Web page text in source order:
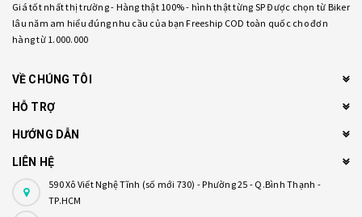
Giá tốt nhất thị trường - Hàng thật 100% - hình thật từng SP Được chọn từ Biker
lâu năm am hiểu đúng nhu cầu của bạn Freeship COD toàn quốc cho đơn
hàng từ 1.000.000
VỀ CHÚNG TÔI
HỖ TRỢ
HƯỚNG DẪN
LIÊN HỆ
590 Xô Viết Nghệ Tĩnh (số mới 730) - Phường 25 - Q.Bình Thạnh -
TP.HCM